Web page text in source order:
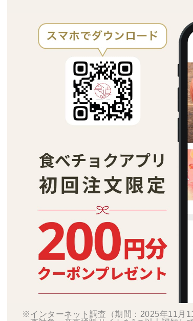
※インターネット調査（期間：2025年11月